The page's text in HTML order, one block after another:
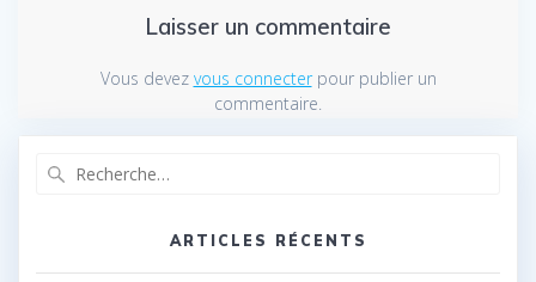
Laisser un commentaire
Vous devez vous connecterpour publier un
commentaire.
ARTICLES RÉCENTS